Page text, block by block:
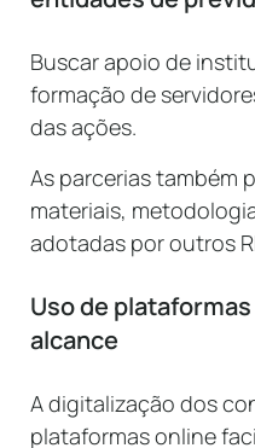
Buscar apoio de
formação de
das ações.
As parcerias também
materiais,
adotadas por outros
Uso de
alcance
A digitalização dos
plataformas online